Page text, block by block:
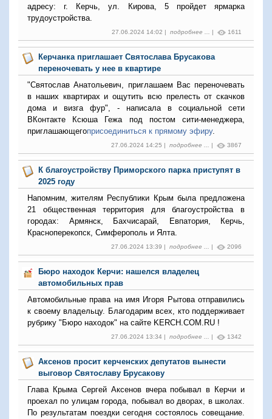
адресу: г. Керчь, ул. Кирова, 5 пройдет ярмарка
трудоустройства.
27.06.2024 14:02 | подробнее ... | 1611
Керчанка приглашает Святослава Брусакова
переночевать у нее в квартире
"Святослав Анатольевич, приглашаем Вас переночевать
в наших квартирах и ощутить всю прелесть от скачков
дома и визга фур", - написала в социальной сети
ВКонтакте Ксюша Гежа под постом сити-менеджера,
приглашающегоприсоединиться к прямому эфиру.
27.06.2024 14:25 | подробнее ... | 3867
К благоустройству Приморского парка приступят в
2025 году
Напомним, жителям Республики Крым была предложена
21 общественная территория для благоустройства в
городах: Армянск, Бахчисарай, Евпатория, Керчь,
Красноперекопск, Симферополь и Ялта.
27.06.2024 13:39 | подробнее ... | 2096
Бюро находок Керчи: нашелся владелец
автомобильных прав
Автомобильные права на имя Игоря Рытова отправились
к своему владельцу. Благодарим всех, кто поддерживает
рубрику "Бюро находок" на сайте KERCH.COM.RU !
27.06.2024 13:34 | подробнее ... | 1342
Аксенов просит керченских депутатов вынести
выговор Святославу Брусакову
Глава Крыма Сергей Аксенов вчера побывал в Керчи и
проехал по улицам города, побывал во дворах, в школах.
По результатам поездки сегодня состоялось совещание.